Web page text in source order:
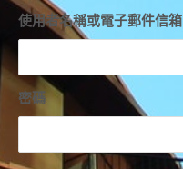
使用者名稱或電子郵件信箱
密碼